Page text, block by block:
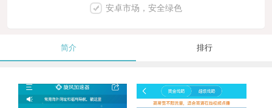
安卓市场，安全绿色
简介 排行